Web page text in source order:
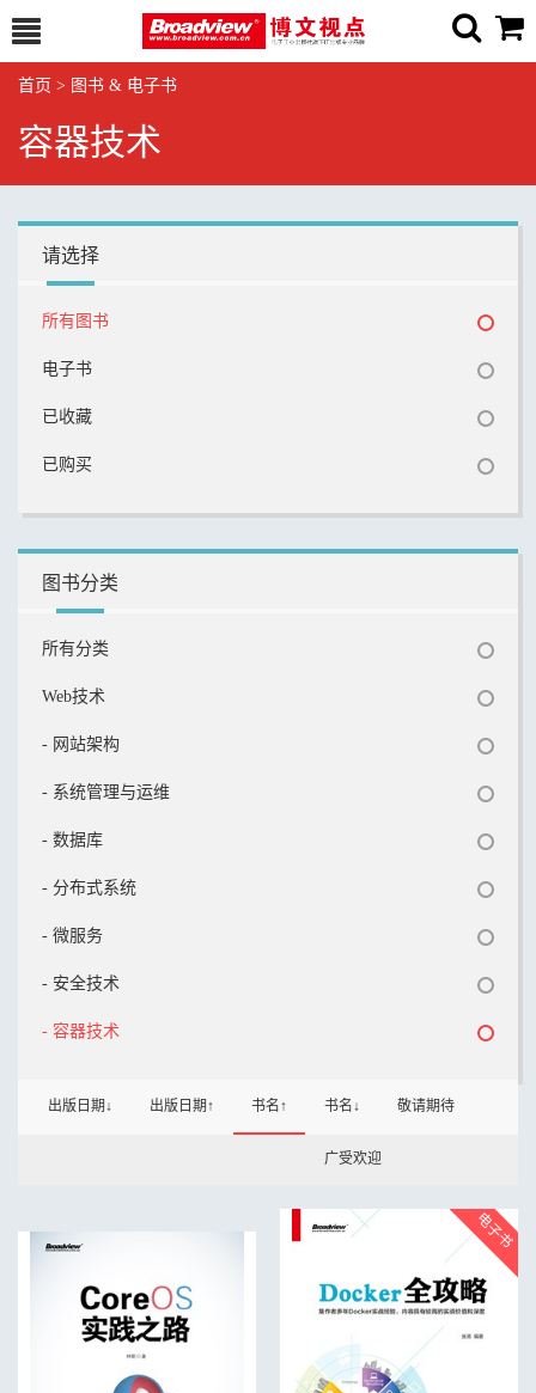
首页 > 图书 & 电子书
容器技术
请选择
所有图书
电子书
已收藏
已购买
图书分类
所有分类
Web技术
- 网站架构
- 系统管理与运维
- 数据库
- 分布式系统
- 微服务
- 安全技术
- 容器技术
出版日期↓ 出版日期↑ 书名↑ 书名↓ 敬请期待
广受欢迎